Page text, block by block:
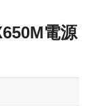
電源